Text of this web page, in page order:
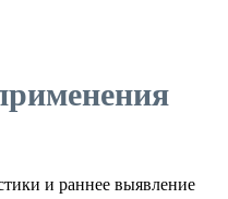
и раннее выявление